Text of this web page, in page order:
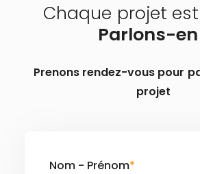
Chaque projet est
Parlons-en
Prenons rendez-vous pour
projet
Nom - Prénom*